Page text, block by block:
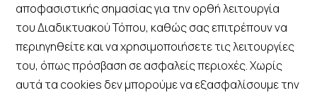
αποφασιστικής σημασίας για την ορθή λειτουργία
του Διαδικτυακού Τόπου, καθώς σας επιτρέπουν να
περιηγηθείτε και να χρησιμοποιήσετε τις λειτουργίες
του, όπως πρόσβαση σε ασφαλείς περιοχές. Χωρίς
αυτά τα cookies δεν μπορούμε να εξασφαλίσουμε την